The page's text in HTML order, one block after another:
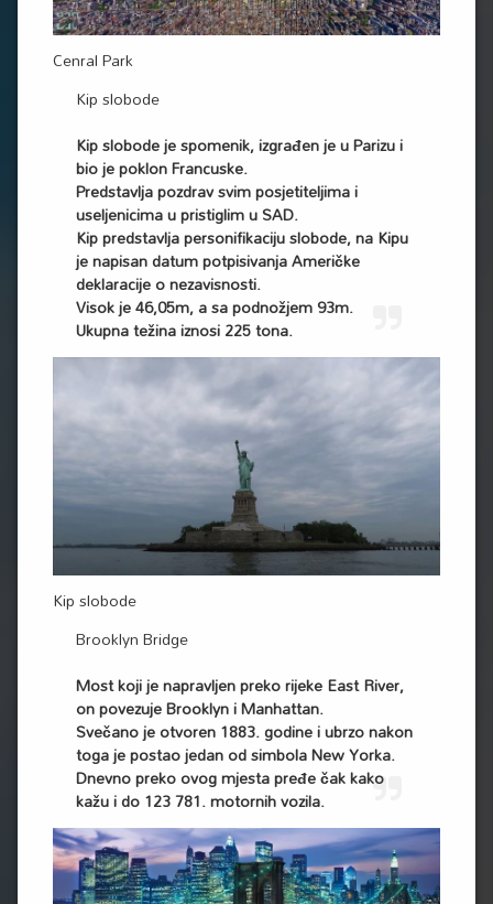
Cenral Park
Kip slobode
Kip slobode je spomenik, izgrađen je u Parizu i
bio je poklon Francuske.
Predstavlja pozdrav svim posjetiteljima i
useljenicima u pristiglim u SAD.
Kip predstavlja personifikaciju slobode, na Kipu
je napisan datum potpisivanja Američke
deklaracije o nezavisnosti.
Visok je 46,05m, a sa podnožjem 93m.
Ukupna težina iznosi 225 tona.
Kip slobode
Brooklyn Bridge
Most koji je napravljen preko rijeke East River,
on povezuje Brooklyn i Manhattan.
Svečano je otvoren 1883. godine i ubrzo nakon
toga je postao jedan od simbola New Yorka.
Dnevno preko ovog mjesta pređe čak kako
kažu i do 123 781. motornih vozila.